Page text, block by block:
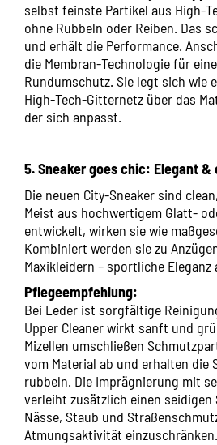
selbst feinste Partikel aus High-
ohne Rubbeln oder Reiben. Das
und erhält die Performance.
die Membran-Technologie für
Rundumschutz. Sie legt sich wie
High-Tech-Gitternetz über das
der sich anpasst.
5. Sneaker goes chic: Elegant &
Die neuen City-Sneaker sind
Meist aus hochwertigem Glatt-
entwickelt, wirken sie wie
Kombiniert werden sie zu
Maxikleidern – sportliche Eleganz
Pflegeempfehlung:
Bei Leder ist sorgfältige
Upper Cleaner wirkt sanft und
Mizellen umschließen
vom Material ab und erhalten die
rubbeln. Die Imprägnierung mit
verleiht zusätzlich einen
Nässe, Staub und
Atmungsaktivität einzuschränken.